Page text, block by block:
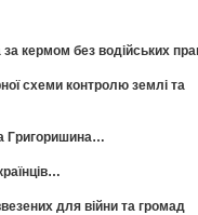
за кермом без водійських
схеми контролю землі та
Григоришина…
для війни та громад